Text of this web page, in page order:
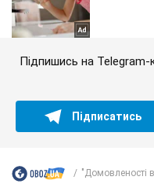
Підпишись на Telegram-
Підписатись
"Домовленості